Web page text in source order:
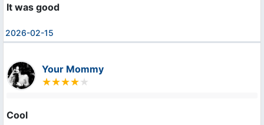
It was good
2026-02-15
Your Mommy
Cool